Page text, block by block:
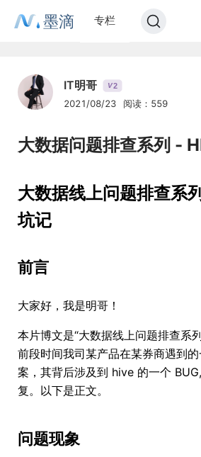
墨滴 专栏
IT明哥 V2
2021/08/23 阅读：559
大数据问题排查系列 -
大数据线上问题排查系
坑记
前言
大家好，我是明哥！
本片博文是“大数据线上问题排查系
前段时间我司某产品在某券商遇到
案，其背后涉及到 hive 的一个
复。以下是正文。
问题现象